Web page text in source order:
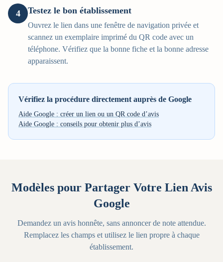
4 Testez le bon établissement
Ouvrez le lien dans une fenêtre de navigation privée et
scannez un exemplaire imprimé du QR code avec un
téléphone. Vérifiez que la bonne fiche et la bonne adresse
apparaissent.
Vérifiez la procédure directement auprès de Google
Aide Google : créer un lien ou un QR code d’avis
Aide Google : conseils pour obtenir plus d’avis
Modèles pour Partager Votre Lien Avis
Google
Demandez un avis honnête, sans annoncer de note attendue.
Remplacez les champs et utilisez le lien propre à chaque
établissement.